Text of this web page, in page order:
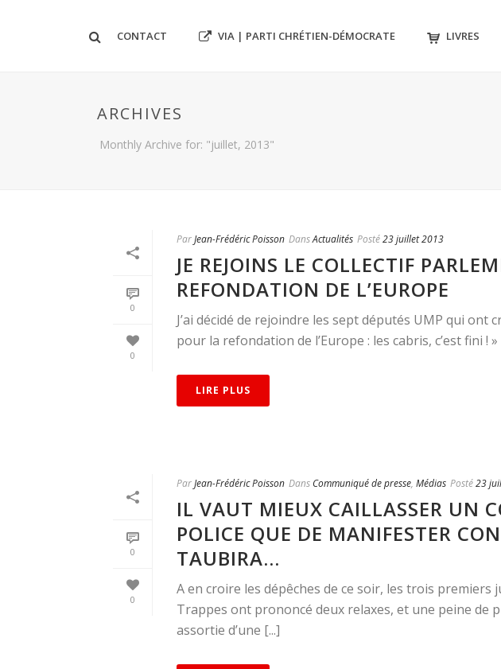
LIVRES
VIA | PARTI CHRÉTIEN-DÉMOCRATE
CONTACT
ARCHIVES
Monthly Archive for: "juillet, 2013"
0
0
ParJean-Frédéric Poisson DansActualités Posté23 juillet 2013
JE REJOINS LE COLLECTIF
REFONDATION DE L’EUROPE
J’ai décidé de rejoindre les sept députés UMP qui ont
pour la refondation de l’Europe : les cabris, c’est fini !
LIRE PLUS
0
0
ParJean-Frédéric Poisson Dans Communiqué de presse, Médias Posté23
IL VAUT MIEUX CAILLASSER UN
POLICE QUE DE MANIFESTER
TAUBIRA…
A en croire les dépêches de ce soir, les trois premiers
Trappes ont prononcé deux relaxes, et une peine de
assortie d’une [...]